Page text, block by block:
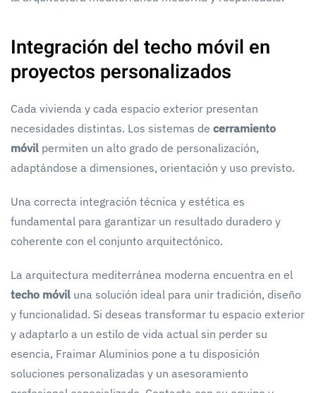
Integración del techo móvil en
proyectos personalizados
Cada vivienda y cada espacio exterior presentan
necesidades distintas. Los sistemas de cerramiento
móvil permiten un alto grado de personalización,
adaptándose a dimensiones, orientación y uso previsto.
Una correcta integración técnica y estética es
fundamental para garantizar un resultado duradero y
coherente con el conjunto arquitectónico.
La arquitectura mediterránea moderna encuentra en el
techo móvil una solución ideal para unir tradición, diseño
y funcionalidad. Si deseas transformar tu espacio exterior
y adaptarlo a un estilo de vida actual sin perder su
esencia, Fraimar Aluminios pone a tu disposición
soluciones personalizadas y un asesoramiento